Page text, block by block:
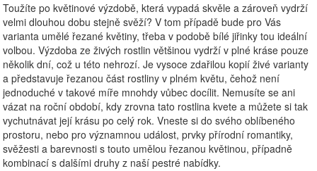
Toužíte po květinové výzdobě, která vypadá skvěle a zároveň vydrží
velmi dlouhou dobu stejně svěží? V tom případě bude pro Vás
varianta umělé řezané květiny, třeba v podobě bílé jiřinky tou ideální
volbou. Výzdoba ze živých rostlin většinou vydrží v plné kráse pouze
několik dní, což u této nehrozí. Je vysoce zdařilou kopií živé varianty
a představuje řezanou část rostliny v plném květu, čehož není
jednoduché v takové míře mnohdy vůbec docílit. Nemusíte se ani
vázat na roční období, kdy zrovna tato rostlina kvete a můžete si tak
vychutnávat její krásu po celý rok. Vneste si do svého oblíbeného
prostoru, nebo pro významnou událost, prvky přírodní romantiky,
svěžesti a barevnosti s touto umělou řezanou květinou, případně
kombinací s dalšími druhy z naší pestré nabídky.